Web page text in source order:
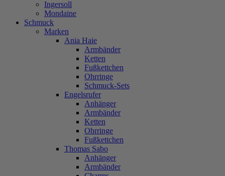
Ingersoll
Mondaine
Schmuck
Marken
Ania Haie
Armbänder
Ketten
Fußkettchen
Ohrringe
Schmuck-Sets
Engelsrufer
Anhänger
Armbänder
Ketten
Ohrringe
Fußkettchen
Thomas Sabo
Anhänger
Armbänder